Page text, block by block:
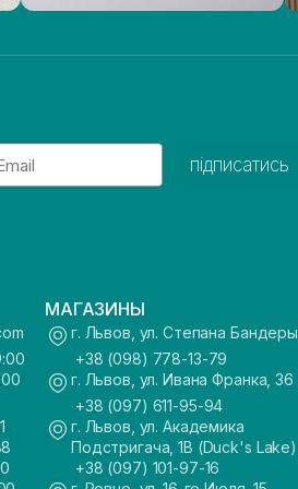
підписатись
МАГАЗИНЫ
г. Львов, ул. Степана
+38 (098) 778-13-79
г. Львов, ул. Ивана Франка, 36
+38 (097) 611-95-94
г. Львов, ул. Академика
Подстригача, 1В (Duck's Lake)
+38 (097) 101-97-16